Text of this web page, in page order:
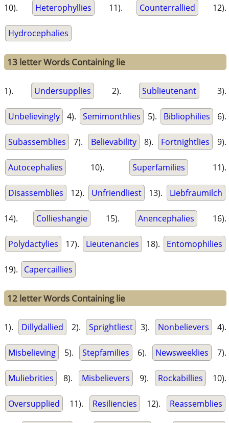
10). Heterophyllies 11). Counterrallied 12).
Hydrocephalies
13 letter Words Containing lie
1). Undersupplies 2). Sublieutenant 3).
Unbelievingly 4). Semimonthlies 5). Bibliophilies 6).
Subassemblies 7). Believability 8). Fortnightlies 9).
Autocephalies 10). Superfamilies 11).
Disassemblies 12). Unfriendliest 13). Liebfraumilch
14). Collieshangie 15). Anencephalies 16).
Polydactylies 17). Lieutenancies 18). Entomophilies
19). Capercaillies
12 letter Words Containing lie
1). Dillydallied 2). Sprightliest 3). Nonbelievers 4).
Misbelieving 5). Stepfamilies 6). Newsweeklies 7).
Muliebrities 8). Misbelievers 9). Rockabillies 10).
Oversupplied 11). Resiliencies 12). Reassemblies